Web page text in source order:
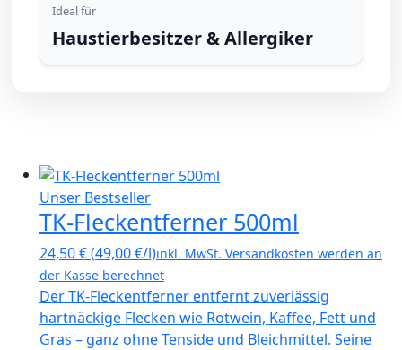
Ideal für
Haustierbesitzer & Allergiker
Unser Bestseller
TK-Fleckentferner 500ml
24,50€(49,00€/l)inkl. MwSt. Versandkosten werden an
der Kasse berechnet
Der TK-Fleckentferner entfernt zuverlässig
hartnäckige Flecken wie Rotwein, Kaffee, Fett und
Gras – ganz ohne Tenside und Bleichmittel. Seine